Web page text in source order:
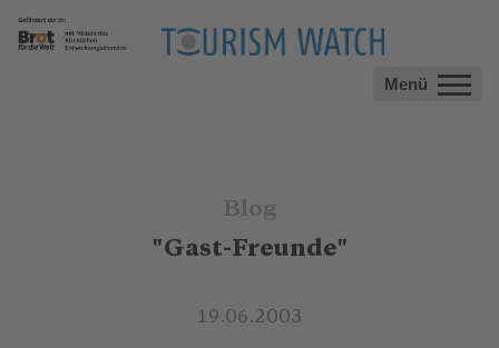
Menü
Blog
"Gast-Freunde"
19.06.2003